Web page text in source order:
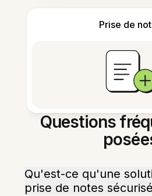
Prise de
Questions
Qu'est-ce qu'une
prise de notes